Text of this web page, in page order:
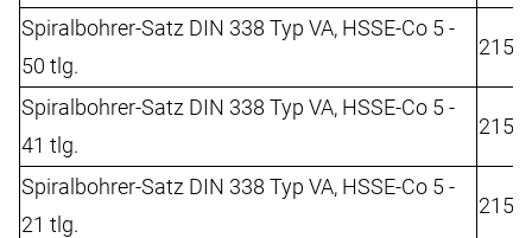
Spiralbohrer-Satz DIN 338 Typ VA, HSSE-Co 5 -
50 tlg.
Spiralbohrer-Satz DIN 338 Typ VA, HSSE-Co 5 -
41 tlg.
Spiralbohrer-Satz DIN 338 Typ VA, HSSE-Co 5 -
21 tlg.